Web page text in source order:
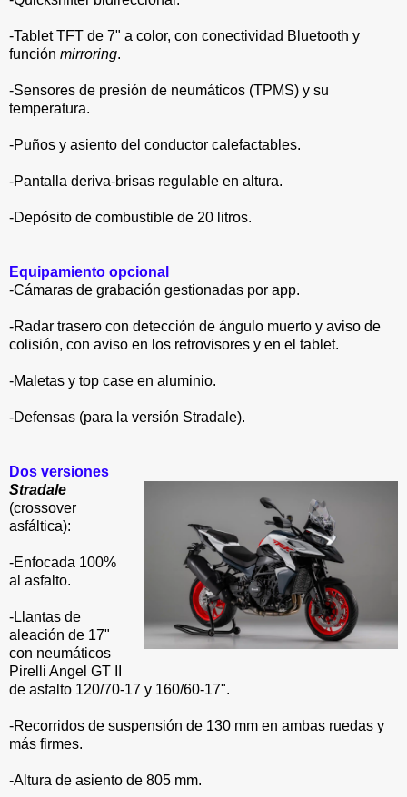
-Tablet TFT de 7" a color, con conectividad Bluetooth y
función mirroring.
-Sensores de presión de neumáticos (TPMS) y su
temperatura.
-Puños y asiento del conductor calefactables.
-Pantalla deriva-brisas regulable en altura.
-Depósito de combustible de 20 litros.
Equipamiento opcional
-Cámaras de grabación gestionadas por app.
-Radar trasero con detección de ángulo muerto y aviso de
colisión, con aviso en los retrovisores y en el tablet.
-Maletas y top case en aluminio.
-Defensas (para la versión Stradale).
Dos versiones
Stradale
(crossover
asfáltica):
-Enfocada 100%
al asfalto.
-Llantas de
aleación de 17"
con neumáticos
Pirelli Angel GT II
de asfalto 120/70-17 y 160/60-17".
-Recorridos de suspensión de 130 mm en ambas ruedas y
más firmes.
-Altura de asiento de 805 mm.